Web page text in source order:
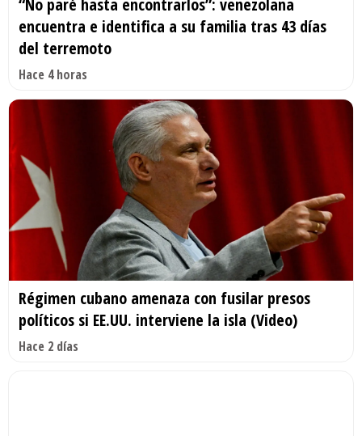
“No paré hasta encontrarlos”: venezolana
encuentra e identifica a su familia tras 43 días
del terremoto
Hace 4 horas
Régimen cubano amenaza con fusilar presos
políticos si EE.UU. interviene la isla (Video)
Hace 2 días